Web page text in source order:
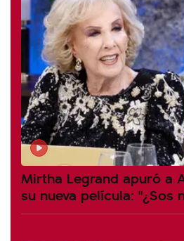
Mirtha Legrand apuró a
su nueva película: "¿Sos